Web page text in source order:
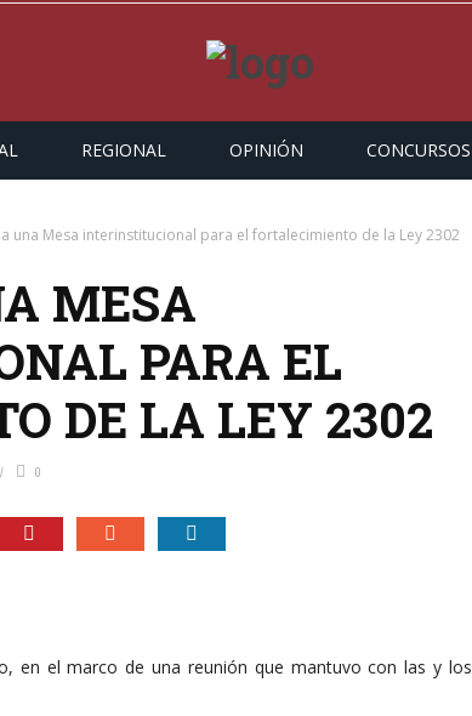
REGIONAL OPINIÓN CONCURSOS
una Mesa interinstitucional para el fortalecimiento de la Ley 2302
MESA
PARA EL
DE LA LEY 2302
0
en el marco de una reunión que mantuvo con las y los